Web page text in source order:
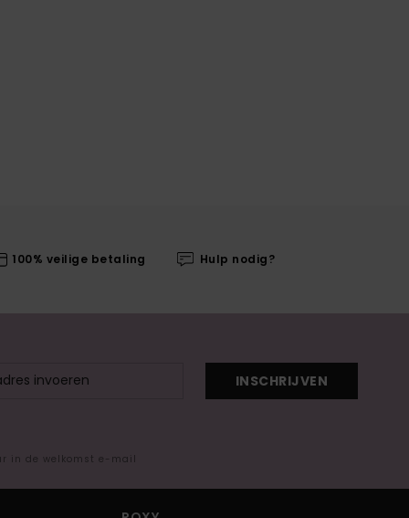
100% veilige betaling Hulp nodig?
INSCHRIJVEN
in de welkomst e-mail